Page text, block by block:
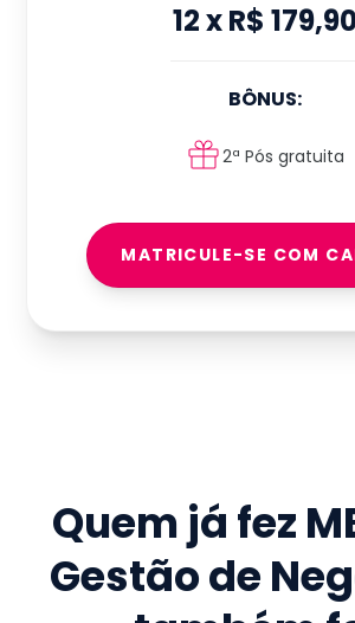
12xR$
BÔNUS:
2ª Pós gratuita
MATRICULE-SE COM
Quem já fez
Gestão de